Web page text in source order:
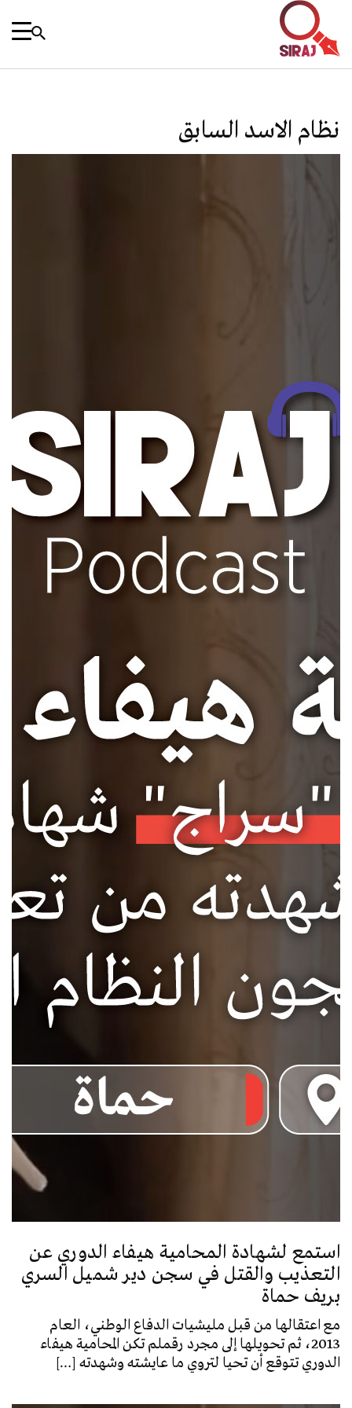
نظام الاسد السابق
استمع لشهادة المحامية هيفاء الدوري عن
التعذيب والقتل في سجن دير شميل السري
بريف حماة
مع اعتقالها من قبل مليشيات الدفاع الوطني، العام
2013، ثم تحويلها إلى مجرد رقملم تكن المحامية هيفاء
الدوري تتوقع أن تحيا لتروي ما عايشته وشهدته […]